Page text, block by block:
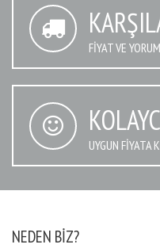
FIYAT VE
UYGUN FIYATA
NEDEN BIZ?